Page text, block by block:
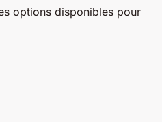
options disponibles pour